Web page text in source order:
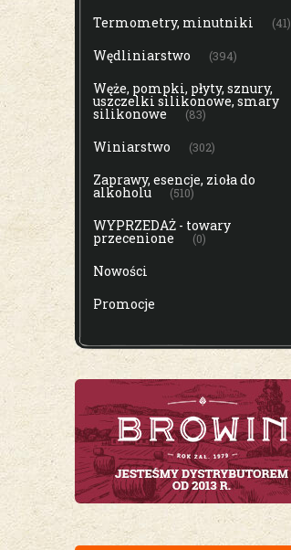
Termometry, minutniki (41)
Wędliniarstwo (394)
Węże, pompki, płyty, sznury,
uszczelki silikonowe, smary
silikonowe (83)
Winiarstwo (302)
Zaprawy, esencje, zioła do
alkoholu (510)
WYPRZEDAŻ - towary
przecenione (0)
Nowości
Promocje